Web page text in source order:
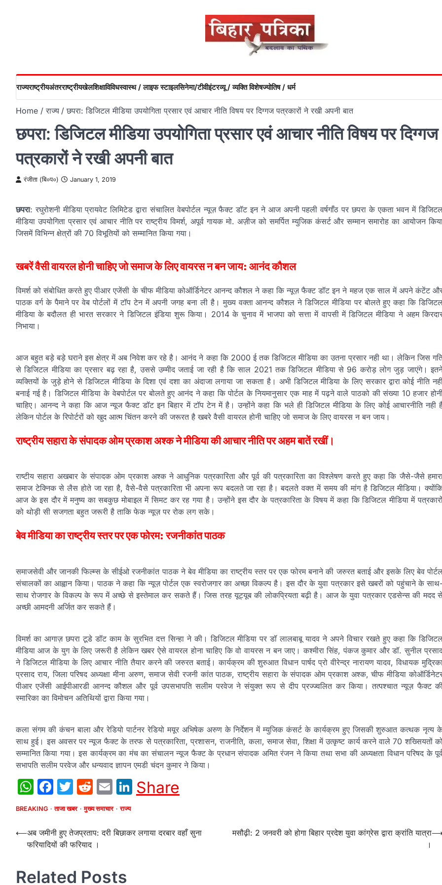
राज्यराष्ट्रीयअंतरराष्ट्रीयखेलशिक्षाविविधस्वास्थ / लाइफ स्टाइलसिनेमा/टीवीइंटरव्यू / व्यक्ति विशेषज्योतिष / धर्म
Home राज्य छपरा: डिजिटल मीडिया उपयोगिता प्रसार एवं आचार नीति विषय पर दिग्गज पत्रकारों ने रखी अपनी बात
छपरा: डिजिटल मीडिया उपयोगिता प्रसार एवं आचार नीति विषय पर दिग्गज
पत्रकारों ने रखी अपनी बात
रंजीता (बि०प०) January 1, 2019
छपरा: रघुरोशनी मीडिया प्रायवेट लिमिटेड द्वारा संचालित वेबपोर्टल न्यूज़ फैक्ट डॉट इन ने आज अपनी पहली वर्षगाँठ पर छपरा के एकता भवन में
मीडिया उपयोगिता प्रसार एवं आचार नीति पर राष्ट्रीय विमर्श, अपूर्व गायक मो. अज़ीज को समर्पित म्युजिक कंसर्ट और सम्मान समारोह का आयोजन
जिसमें विभिन्न क्षेत्रों की 70 विभूतियों को सम्मानित किया गया।
खबरें वैसी वायरल होनी चाहिए जो समाज के लिए वायरस न बन जाय: आनंद कौशल
विमर्श को संबोधित करते हुए पीआर एजेंसी के चीफ मीडिया कोऑर्डिनेटर आनन्द कौशल ने कहा कि न्यूज़ फैक्ट डॉट इन ने महज एक साल में अपने कंटेंट
पाठक वर्ग के पैमाने पर वेब पोर्टलों में टॉप टेन में अपनी जगह बना ली है। मुख्य वक्ता आनन्द कौशल ने डिजिटल मीडिया पर बोलते हुए कहा कि
मीडिया के बदौलत ही भारत सरकार ने डिजिटल इंडिया शुरू किया। 2014 के चुनाव में भाजपा को सत्ता में वापसी में डिजिटल मीडिया ने अहम
निभाया।
आज बहुत बड़े बड़े घराने इस क्षेत्र में अब निवेश कर रहे है। आनंद ने कहा कि 2000 ई तक डिजिटल मीडिया का उतना प्रसार नही था। लेकिन जिस
से डिजिटल मीडिया का प्रसार बढ़ रहा है, उससे उम्मीद जताई जा रही है कि साल 2021 तक डिजिटल मीडिया से 96 करोड़ लोग जुड़ जाएंगे।
व्यक्तियों के जुड़े होने से डिजिटल मीडिया के दिशा एवं दशा का अंदाजा लगाया जा सकता है। अभी डिजिटल मीडिया के लिए सरकार द्वारा कोई नीति
बनाई गई है। डिजिटल मीडिया के वेबपोर्टल पर बोलते हुए आनंद ने कहा कि पोर्टल के नियमानुसार एक माह में पढ़ने वाले पाठको की संख्या 10 हजार
चाहिए। आनन्द ने कहा कि आज न्यूज फैक्ट डॉट इन बिहार में टॉप टेन में है। उन्होंने कहा कि भले ही डिजिटल मीडिया के लिए कोई आचारनीति नही
लेकिन पोर्टल के रिपोर्टरों को खुद आत्म चिंतन करने की जरूरत है खबरे वैसी वायरल होनी चाहिए जो समाज के लिए वायरस न बन जाय।
राष्ट्रीय सहारा के संपादक ओम प्रकाश अश्क ने मीडिया की आचार नीति पर अहम बातें रखीं।
राष्टीय सहारा अखबार के संपादक ओम प्रकाश अश्क ने आधुनिक पत्रकारिता और पूर्व की पत्रकारिता का विश्लेषण करते हुए कहा कि जैसे-जैसे
समाज टेक्निक से लैस होते जा रहा है, वैसे-वैसे पत्रकारिता भी अपना रूप बदलते जा रहा है। बदलते वक्त में समय की मांग है डिजिटल मीडिया।
आज के इस दौर में मनुष्य का सबकुछ मोबाइल में सिमट कर रह गया है। उन्होंने इस दौर के पत्रकारिता के विषय में कहा कि डिजिटल मीडिया में
को थोड़ी सी सजगता बहुत जरूरी है ताकि फेक न्यूज़ पर रोक लग सके।
बेव मीडिया का राष्ट्रीय स्तर पर एक फोरम: रजनीकांत पाठक
समाजसेवी और जानकी फिल्म्स के सीईओ रजनीकांत पाठक ने बेव मीडिया का राष्ट्रीय स्तर पर एक फोरम बनाने की जरुरत बताई और इसके लिए बेव
संचालकों का आह्वान किया। पाठक ने कहा कि न्यूज़ पोर्टल एक स्वरोजगार का अच्छा विकल्प है। इस दौर के युवा पत्रकार इसे खबरों को पहुंचाने के
साथ रोजगार के विकल्प के रूप में अच्छे से इस्तेमाल कर सकते हैं। जिस तरह यूट्यूब की लोकप्रियता बढ़ी है। आज के युवा पत्रकार एडसेन्स की मदद
अच्छी आमदनी अर्जित कर सकते हैं।
विमर्श का आगाज़ छपरा टूडे डॉट काम के सुरभित दत्त सिन्हा ने की। डिजिटल मीडिया पर डॉ लालबाबू यादव ने अपने विचार रखते हुए कहा कि
मीडिया आज के युग के लिए जरूरी है लेकिन खबर ऐसे वायरल होना चाहिए कि वो वायरस न बन जाए। कश्मीरा सिंह, पंकज कुमार और डॉ. सुनील
ने डिजिटल मीडिया के लिए आचार नीति तैयार करने की जरुरत बताई। कार्यक्रम की शुरुआत विधान पार्षद प्रो वीरेन्द्र नारायण यादव, विधायक
प्रसाद राय, जिला परिषद अध्यक्षा मीना अरुण, समाज सेवी रजनी कांत पाठक, राष्ट्रीय सहारा के संपादक ओम प्रकाश अश्क, चीफ मीडिया
पीआर एजेंसी आईपीआरडी आनन्द कौशल और पूर्व उपसभापति सलीम परवेज ने संयुक्त रूप से दीप प्रज्ज्वलित कर किया। तत्पश्चात न्यूज़ फैक्ट
स्मारिका का विमोचन अतिथियों द्वारा किया गया।
कला संगम की कंचन बाला और रेडियो पार्टनर रेडियो मयूर अभिषेक अरुण के निर्देशन में म्युजिक कंसर्ट के कार्यक्रम हुए जिसकी शुरुआत कत्थक नृत्य
साथ हुई। इस अवसर पर न्यूज फैक्ट के तरफ से पत्रकारिता, प्रशासन, राजनीति, कला, समाज सेवा, शिक्षा में उत्कृष्ट कार्य करने वाले 70 शख्सियतों
सम्मानित किया गया। इस कार्यक्रम का मंच का संचालन न्यूज फैक्ट के प्रधान संपादक अमित रंजन ने किया तथा सभा की अध्यक्षता विधान परिषद के
सभापति सलीम परवेज और धन्यवाद ज्ञापन एमडी चंदन कुमार ने किया।
WhatsApp
Facebook
Twitter
Reddit
EmailLinkedIn
Share
BREAKING ताजा खबर मुख्य समाचार राज्य
Post
navigation
⟵अब जमीनी हुए तेजप्रताप: दरी बिछाकर लगाया दरबार वहाँ सुना
फरियादियों की फरियाद ।
मसौढ़ी: 2 जनवरी को होगा बिहार प्रदेश युवा कांग्रेस द्वारा क्रांति यात्रा
।
⟶
Related Posts